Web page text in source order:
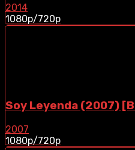
2014
1080p/720p
Soy Leyenda (2007)
2007
1080p/720p